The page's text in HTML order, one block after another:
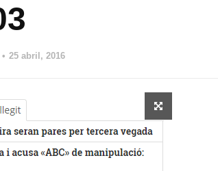
25 abril, 2016